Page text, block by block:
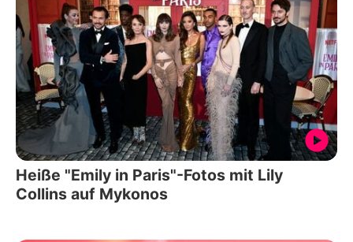
Heiße "Emily in Paris"-Fotos mit Lily
Collins auf Mykonos